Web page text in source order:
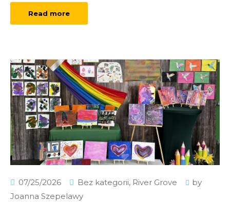
Read more
07/25/2026 Bez kategorii, River Grove
by
Joanna Szepelawy